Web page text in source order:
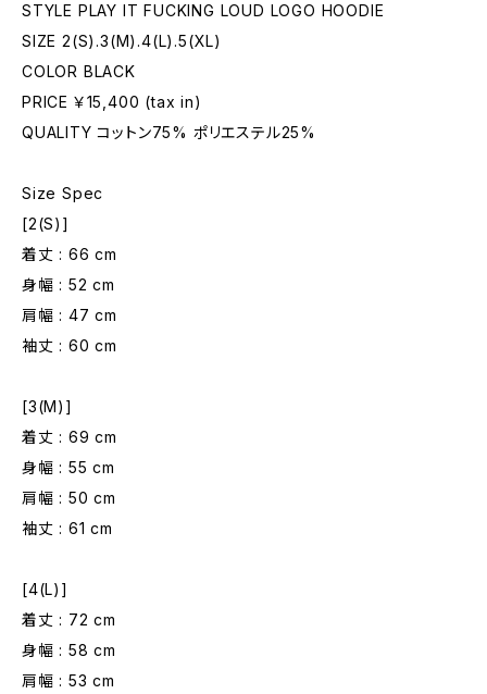
STYLE PLAY IT FUCKING LOUD LOGO HOODIE
SIZE 2(S).3(M).4(L).5(XL)
COLOR BLACK
PRICE ￥15,400 (tax in)
QUALITY コットン75% ポリエステル25%
Size Spec
[2(S)]
着丈 : 66 cm
身幅 : 52 cm
肩幅 : 47 cm
袖丈 : 60 cm
[3(M)]
着丈 : 69 cm
身幅 : 55 cm
肩幅 : 50 cm
袖丈 : 61 cm
[4(L)]
着丈 : 72 cm
身幅 : 58 cm
肩幅 : 53 cm